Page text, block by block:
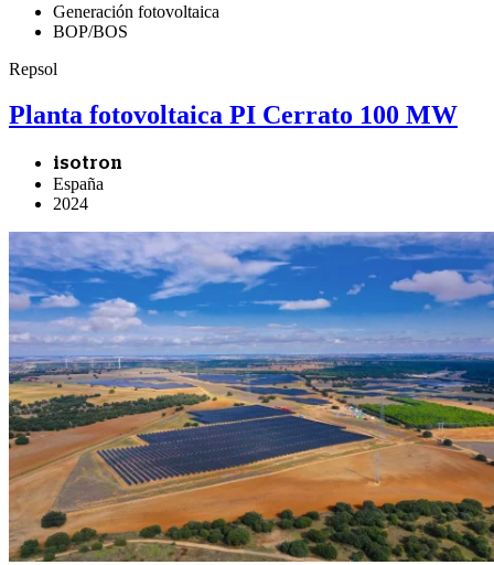
Generación fotovoltaica
BOP/BOS
Repsol
Planta fotovoltaica PI Cerrato 100 MW
isotron
España
2024